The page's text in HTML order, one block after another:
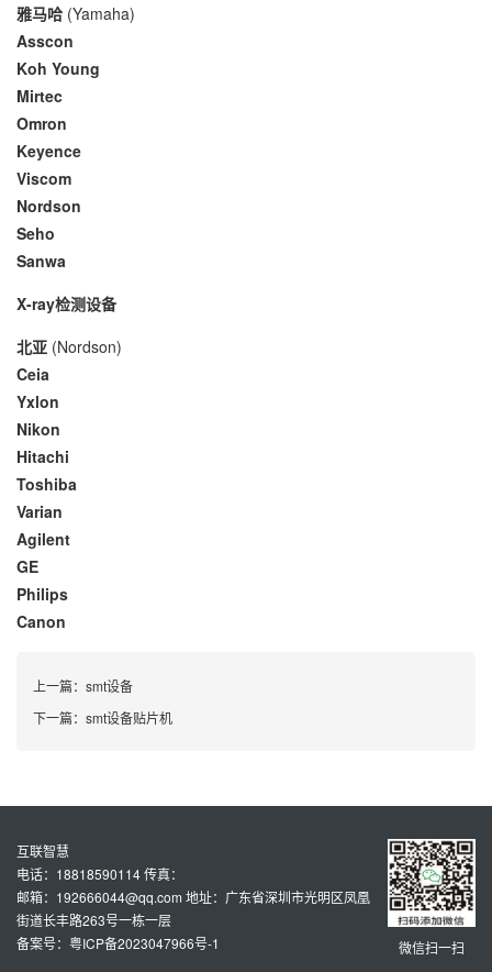
雅马哈 (Yamaha)
Asscon
Koh Young
Mirtec
Omron
Keyence
Viscom
Nordson
Seho
Sanwa
X-ray检测设备
北亚 (Nordson)
Ceia
Yxlon
Nikon
Hitachi
Toshiba
Varian
Agilent
GE
Philips
Canon
上一篇： smt设备
下一篇： smt设备贴片机
微信扫一扫
互联智慧
电话：18818590114 传真：
邮箱：192666044@qq.com 地址：广东省深圳市光明区凤凰
街道长丰路263号一栋一层
备案号：粤ICP备2023047966号-1